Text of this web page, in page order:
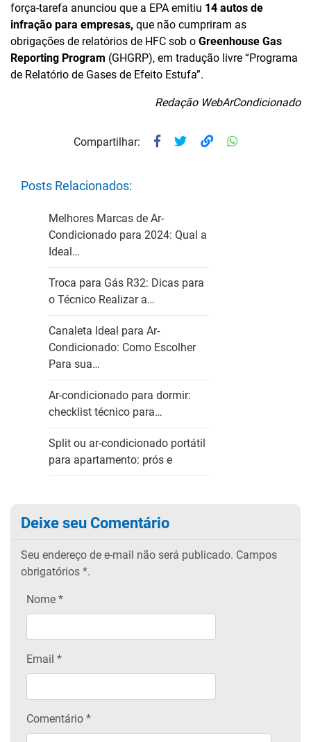
força-tarefa anunciou que a EPA emitiu 14 autos de
infração para empresas, que não cumpriram as
obrigações de relatórios de HFC sob o Greenhouse Gas
Reporting Program (GHGRP), em tradução livre “Programa
de Relatório de Gases de Efeito Estufa”.
Redação WebArCondicionado
Compartilhar:
Posts Relacionados:
Melhores Marcas de Ar-
Condicionado para 2024: Qual a
Ideal…
Troca para Gás R32: Dicas para
o Técnico Realizar a…
Canaleta Ideal para Ar-
Condicionado: Como Escolher
Para sua…
Ar-condicionado para dormir:
checklist técnico para…
Split ou ar-condicionado portátil
para apartamento: prós e
Deixe seu Comentário
Seu endereço de e-mail não será publicado. Campos
obrigatórios *.
Nome *
Email *
Comentário *